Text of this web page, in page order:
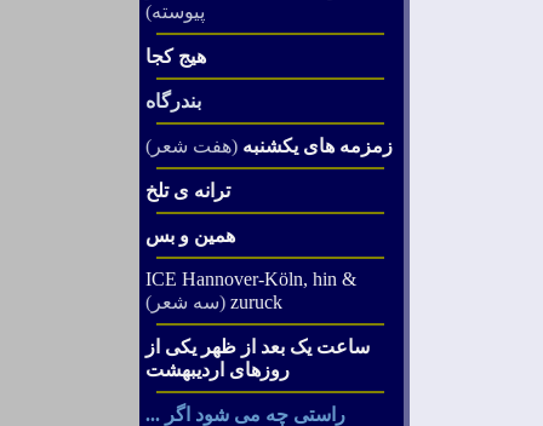
پیوسته)
هیج کجا
بندرگاه
زمزمه های یکشنبه (هفت شعر)
ترانه ی تلخ
همین و بس
ICE Hannover-Köln, hin &
zuruck (سه شعر)
ساعت یک بعد از ظهر یکی از
روزهای اردیبهشت
راستی چه می شود اگر ...